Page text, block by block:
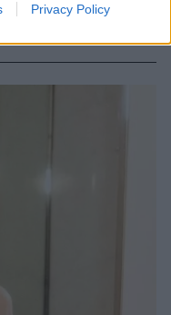
Privacy Policy
δηλώνει μεταξύ